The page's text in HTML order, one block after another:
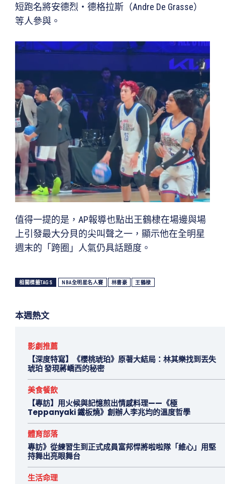
短跑名將安德烈・德格拉斯（Andre De Grasse）
等人參與。
值得一提的是，AP報導也點出王鶴棣在場邊與場
上引發最大分貝的尖叫聲之一，顯示他在全明星
週末的「跨圈」人氣仍具話題度。
相關標籤TAGS NBA全明星名人賽 林書豪 王鶴棣
本週熱文
影劇推薦
【深度特寫】《櫻桃琥珀》原著大結局：林其樂找到丟失
琥珀 發現蔣嶠西的秘密
美食餐飲
【專訪】用火候與記憶煎出情感料理——《極
Teppanyaki 鐵板燒》創辦人李兆均的溫度哲學
體育部落
專訪》從練習生到正式成員富邦悍將啦啦隊「維心」用堅
持舞出亮眼舞台
生活命理